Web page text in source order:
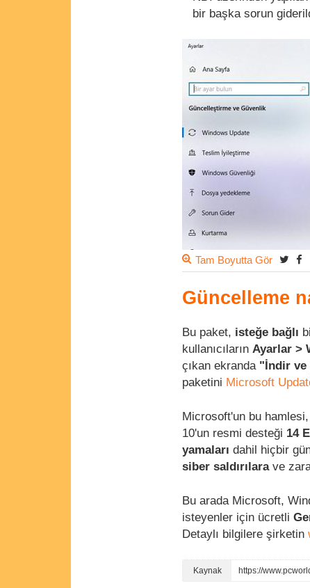
bir başka sorun
Tam Boyutta Gör
Güncelleme
Bu paket, isteğe bağlı
kullanıcıların Ayarlar >
çıkan ekranda "İndir ve
paketini Microsoft
Microsoft'un bu
10'un resmi desteği 14
yamaları dahil hiçbir
siber saldırılarave
Bu arada Microsoft,
isteyenler için ücretli
Detaylı bilgilere şirketin
https://